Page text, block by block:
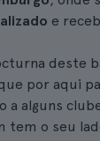
e
deste
por aqui
a alguns
tem o seu